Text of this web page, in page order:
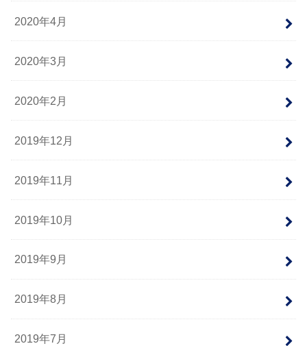
2020年4月
2020年3月
2020年2月
2019年12月
2019年11月
2019年10月
2019年9月
2019年8月
2019年7月